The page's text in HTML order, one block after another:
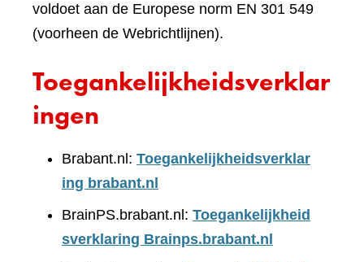
voldoet aan de Europese norm EN 301 549
(voorheen de Webrichtlijnen).
Toegankelijkheidsverklar
ingen
Brabant.nl: Toegankelijkheidsverklar
ing brabant.nl
BrainPS.brabant.nl: Toegankelijkheid
sverklaring Brainps.brabant.nl